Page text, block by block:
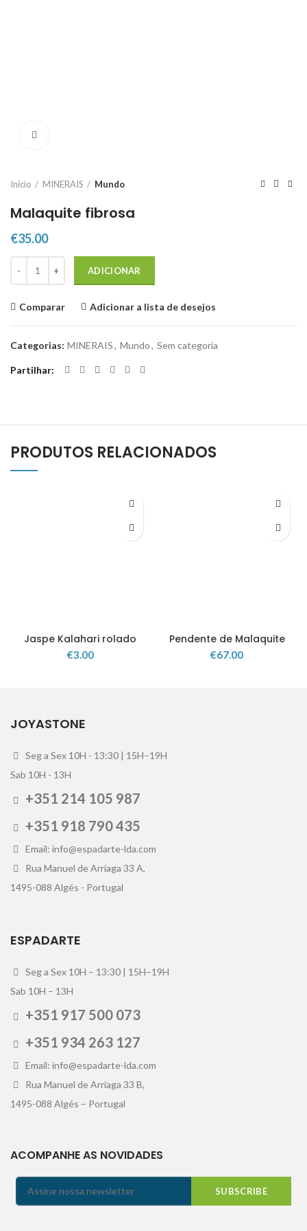
Início MINERAIS Mundo
Malaquite fibrosa
€35.00
ADICIONAR
Comparar Adicionar a lista de desejos
Categorias: MINERAIS, Mundo, Sem categoria
Partilhar
PRODUTOS RELACIONADOS
Jaspe Kalahari rolado
€3.00
Pendente de Malaquite
€67.00
JOYASTONE
Seg a Sex 10H - 13:30 | 15H–19H
Sab 10H - 13H
+351 214 105 987
+351 918 790 435
Email: info@espadarte-lda.com
Rua Manuel de Arriaga 33 A,
1495-088 Algés - Portugal
ESPADARTE
Seg a Sex 10H – 13:30 | 15H–19H
Sab 10H – 13H
+351 917 500 073
+351 934 263 127
Email: info@espadarte-lda.com
Rua Manuel de Arriaga 33 B,
1495-088 Algés – Portugal
ACOMPANHE AS NOVIDADES